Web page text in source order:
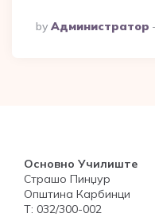
Posted
By
By Администратор
Основно Училиште
Страшо Пинџур
Општина Карбинци
Т: 032/300-002